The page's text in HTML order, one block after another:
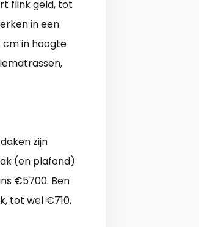
flink geld, tot
in een
cm in hoogte
zijn
(en plafond)
€5700. Ben
tot wel €710,